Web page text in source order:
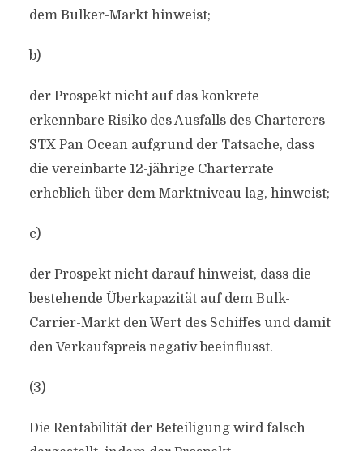
dem Bulker-Markt hinweist;
b)
der Prospekt nicht auf das konkrete
erkennbare Risiko des Ausfalls des Charterers
STX Pan Ocean aufgrund der Tatsache, dass
die vereinbarte 12-jährige Charterrate
erheblich über dem Marktniveau lag, hinweist;
c)
der Prospekt nicht darauf hinweist, dass die
bestehende Überkapazität auf dem Bulk-
Carrier-Markt den Wert des Schiffes und damit
den Verkaufspreis negativ beeinflusst.
(3)
Die Rentabilität der Beteiligung wird falsch